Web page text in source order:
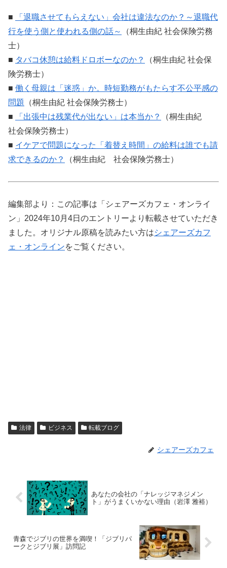
■
「退職させてもらえない」会社は違法なのか？～退職代
行を使う側と使われる側の話～
（桐生由紀 社会保険労務
士）
■ タバコ休憩は給料ドロボーなのか？
（桐生由紀 社会保
険労務士）
■ 働く母親は「迷惑」か。時短勤務がもたらす不公平感の
問題 （桐生由紀 社会保険労務士）
■
「出張中は残業代が出ない」は本当か？
（桐生由紀
社会保険労務士）
■ イケアで問題になった「着替え時間」の給料は誰でも請
求できるのか？
（桐生由紀 社会保険労務士）
編集部より：この記事は「シェアーズカフェ・オンライ
ン」2024年10月4日のエントリーより転載させていただき
ました。オリジナル原稿を読みたい方はシェアーズカフ
ェ・オンラインをご覧ください。
法律 ビジネス 転載ブログ
シェアーズカフェ
あなたの会社の「ナレッジマネジメン
ト」がうまくいかない理由（岩澤 雅裕）
青森でジブリの世界を満喫！「ジブリパ
ークとジブリ展」訪問記